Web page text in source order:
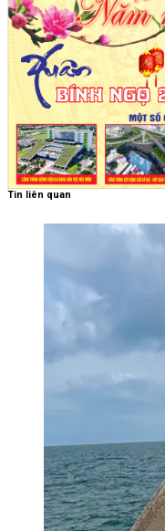
Tin liên quan